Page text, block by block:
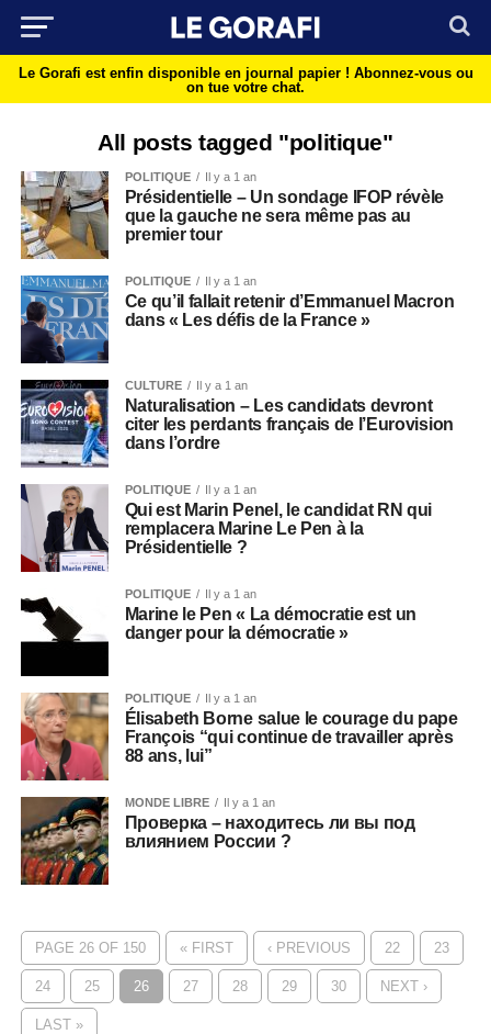
Le Gorafi est enfin disponible en journal papier ! Abonnez-vous ou
on tue votre chat.
All posts tagged "politique"
POLITIQUE Il y a 1 an
Présidentielle – Un sondage IFOP révèle
que la gauche ne sera même pas au
premier tour
POLITIQUE Il y a 1 an
Ce qu’il fallait retenir d’Emmanuel Macron
dans « Les défis de la France »
CULTURE Il y a 1 an
Naturalisation – Les candidats devront
citer les perdants français de l’Eurovision
dans l’ordre
POLITIQUE Il y a 1 an
Qui est Marin Penel, le candidat RN qui
remplacera Marine Le Pen à la
Présidentielle ?
POLITIQUE Il y a 1 an
Marine le Pen « La démocratie est un
danger pour la démocratie »
POLITIQUE Il y a 1 an
Élisabeth Borne salue le courage du pape
François “qui continue de travailler après
88 ans, lui”
MONDE LIBRE Il y a 1 an
Проверка – находитесь ли вы под
влиянием России ?
PAGE 26 OF 150 « FIRST ‹ PREVIOUS 22 23
24 25 26 27 28 29 30 NEXT ›
LAST »